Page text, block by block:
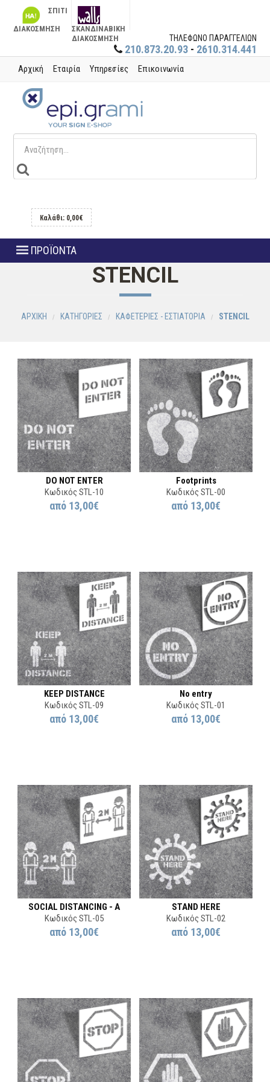
ΣΠΙΤΙ
ΔΙΑΚΟΣΜΗΣΗ
ΣΚΑΝΔΙΝΑΒΙΚΗ
ΔΙΑΚΟΣΜΗΣΗ
ΤΗΛΕΦΩΝΟ ΠΑΡΑΓΓΕΛΙΩΝ
210.873.20.93 - 2610.314.441
Αρχική Εταιρία Υπηρεσίες Επικοινωνία
Καλάθι: 0,00€
ΠΡΟΪΟΝΤΑ
STENCIL
ΑΡΧΙΚΗ ΚΑΤΗΓΟΡΙΕΣ ΚΑΦΕΤΕΡΙΕΣ - ΕΣΤΙΑΤΟΡΙΑ STENCIL
DO NOT ENTER
Κωδικός STL-10
από 13,00€
Footprints
Κωδικός STL-00
από 13,00€
KEEP DISTANCE
Κωδικός STL-09
από 13,00€
No entry
Κωδικός STL-01
από 13,00€
SOCIAL DISTANCING - A
Κωδικός STL-05
από 13,00€
STAND HERE
Κωδικός STL-02
από 13,00€